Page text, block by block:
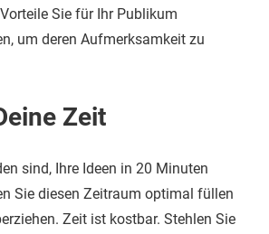
Sie für Ihr Publikum
um deren Aufmerksamkeit zu
Zeit
sind, Ihre Ideen in 20 Minuten
Sie diesen Zeitraum optimal füllen
Zeit ist kostbar. Stehlen Sie